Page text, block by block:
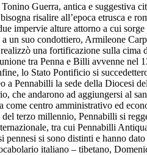
Guerra, antica e suggestiva
risalire all’epoca etrusca e
impervie alture attorno a cui
un suo condottiero, Armileone
una fortificazione sulla
tra Penna e Billi avvenne nel
lo Stato Pontificio si
Pennabilli la sede della Diocesi
che andarono ad aggiungersi al
centro amministrativo ed
terzo millennio, Pennabilli si
tra cui Pennabilli
si sono distinti e hanno
italiano – tibetano,